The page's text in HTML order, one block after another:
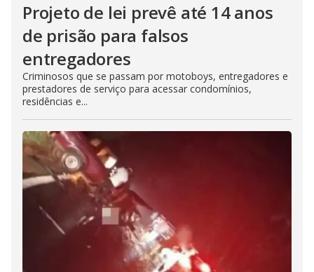
Projeto de lei prevê até 14 anos
de prisão para falsos
entregadores
Criminosos que se passam por motoboys, entregadores e
prestadores de serviço para acessar condomínios,
residências e...